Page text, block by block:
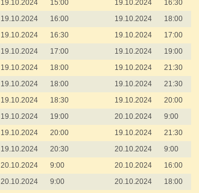
19.10.2024 15:00 19.10.2024
16:30
19.10.2024 16:00 19.10.2024
18:00
19.10.2024 16:30 19.10.2024
17:00
19.10.2024 17:00 19.10.2024
19:00
19.10.2024 18:00 19.10.2024
21:30
19.10.2024 18:00 19.10.2024
21:30
19.10.2024 18:30 19.10.2024
20:00
19.10.2024 19:00 20.10.2024
9:00
19.10.2024 20:00 19.10.2024
21:30
19.10.2024 20:30 20.10.2024
9:00
20.10.2024 9:00 20.10.2024
16:00
20.10.2024 9:00 20.10.2024
18:00